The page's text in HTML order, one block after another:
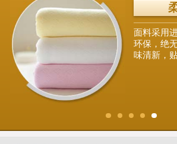
面料采用
环保，绝
味清新，